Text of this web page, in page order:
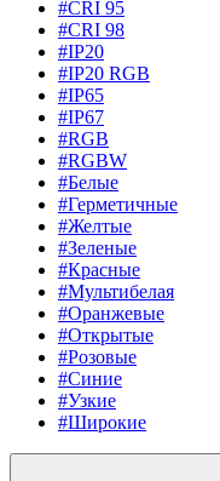
#CRI 95
#CRI 98
#IP20
#IP20 RGB
#IP65
#IP67
#RGB
#RGBW
#Белые
#Герметичные
#Желтые
#Зеленые
#Красные
#Мультибелая
#Оранжевые
#Открытые
#Розовые
#Синие
#Узкие
#Широкие